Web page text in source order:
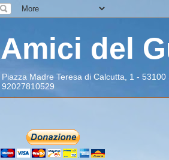
Amici del
Piazza Madre Teresa di Calcutta, 1 -
92027810529